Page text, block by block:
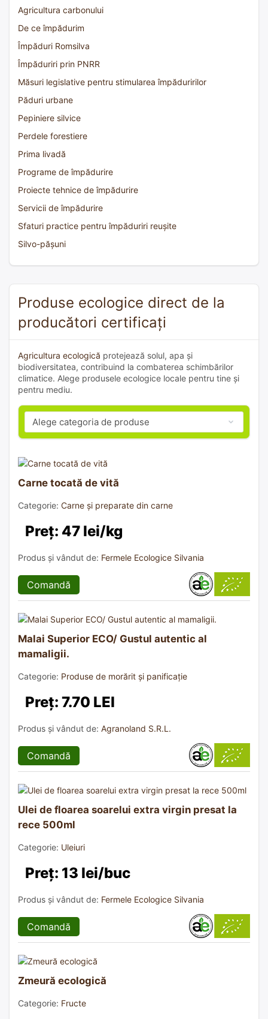
Agricultura carbonului
De ce împădurim
Împăduri Romsilva
Împăduriri prin PNRR
Măsuri legislative pentru stimularea împăduririlor
Păduri urbane
Pepiniere silvice
Perdele forestiere
Prima livadă
Programe de împădurire
Proiecte tehnice de împădurire
Servicii de împădurire
Sfaturi practice pentru împăduriri reușite
Silvo-pășuni
Produse ecologice direct de la
producători certificați
Agricultura ecologică protejează solul, apa și
biodiversitatea, contribuind la combaterea schimbărilor
climatice. Alege produsele ecologice locale pentru tine și
pentru mediu.
Carne tocată de vită
Categorie: Carne și preparate din carne
Preț: 47 lei/kg
Produs și vândut de: Fermele Ecologice Silvania
Comandă
Malai Superior ECO/ Gustul autentic al
mamaligii.
Categorie: Produse de morărit și panificație
Preț: 7.70 LEI
Produs și vândut de: Agranoland S.R.L.
Comandă
Ulei de floarea soarelui extra virgin presat la
rece 500ml
Categorie: Uleiuri
Preț: 13 lei/buc
Produs și vândut de: Fermele Ecologice Silvania
Comandă
Zmeură ecologică
Categorie: Fructe